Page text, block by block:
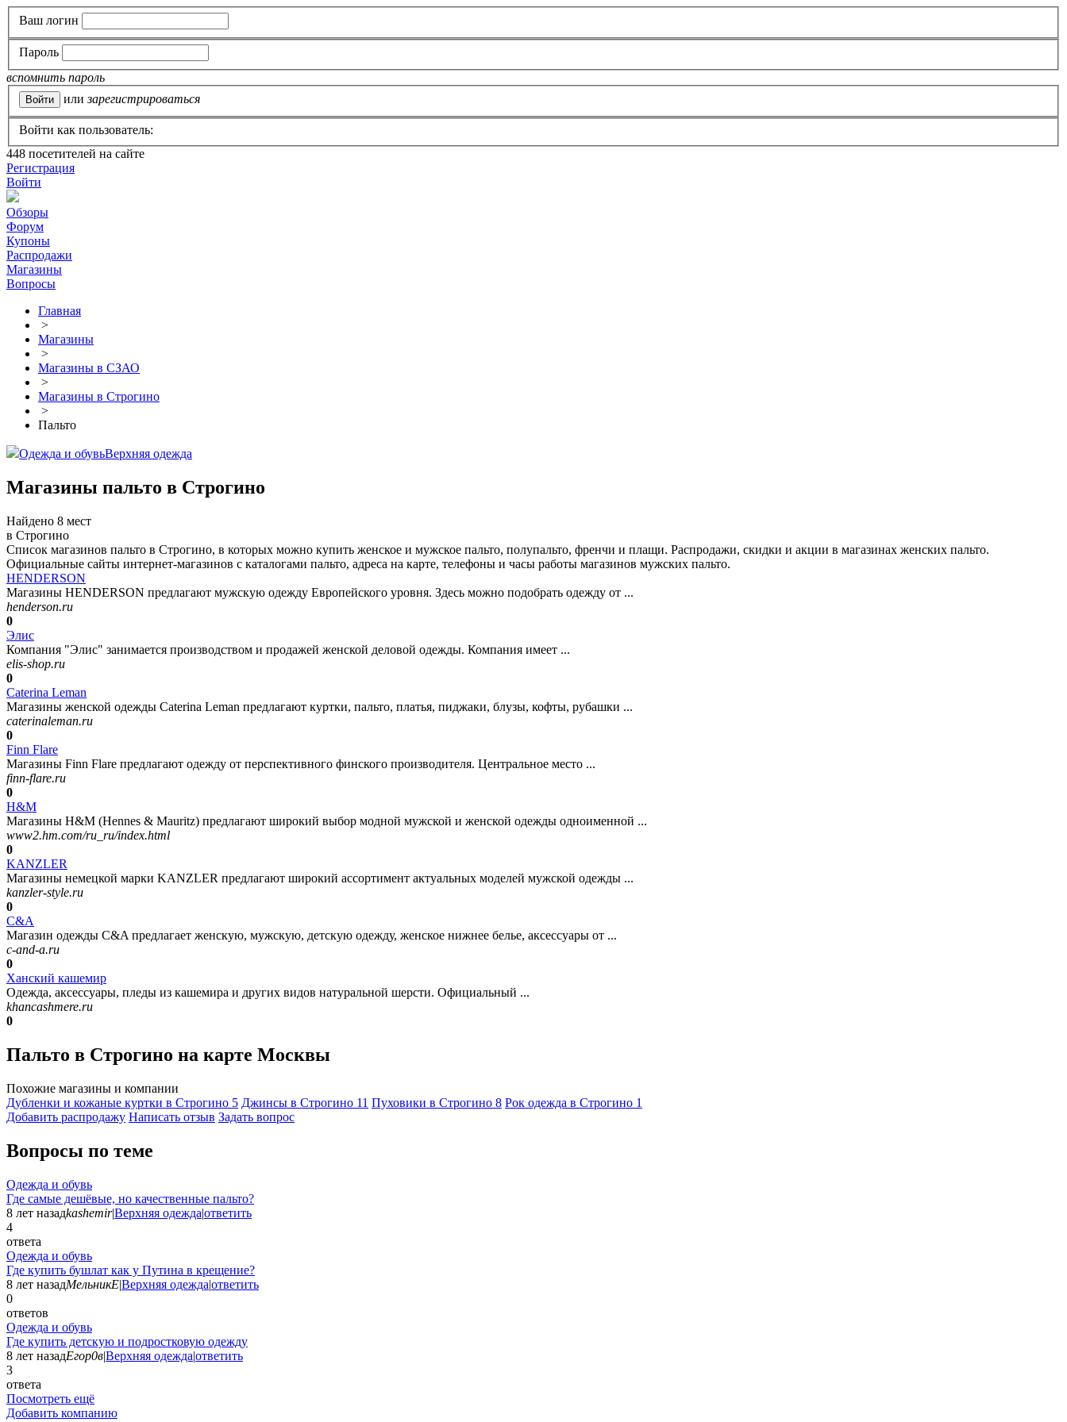
Ваш логин
Пароль
вспомнить пароль
или зарегистрироваться
Войти как пользователь:
448 посетителей на сайте
Регистрация
Войти
Обзоры
Форум
Купоны
Распродажи
Магазины
Вопросы
Главная
>
Магазины
>
Магазины в СЗАО
>
Магазины в Строгино
>
Пальто
Одежда и обувьВерхняя одежда
Магазины пальто в Строгино
Найдено 8 мест
в Строгино
Список магазинов пальто в Строгино, в которых можно купить женское и мужское пальто, полупальто, френчи и плащи. Распродажи, скидки и акции в магазинах женских пальто.
Официальные сайты интернет-магазинов с каталогами пальто, адреса на карте, телефоны и часы работы магазинов мужских пальто.
HENDERSON
Магазины HENDERSON предлагают мужскую одежду Европейского уровня. Здесь можно подобрать одежду от ...
henderson.ru
0
Элис
Компания "Элис" занимается производством и продажей женской деловой одежды. Компания имеет ...
elis-shop.ru
0
Caterina Leman
Магазины женской одежды Caterina Leman предлагают куртки, пальто, платья, пиджаки, блузы, кофты, рубашки ...
caterinaleman.ru
0
Finn Flare
Магазины Finn Flare предлагают одежду от перспективного финского производителя. Центральное место ...
finn-flare.ru
0
H&M
Магазины H&M (Hennes & Mauritz) предлагают широкий выбор модной мужской и женской одежды одноименной ...
www2.hm.com/ru_ru/index.html
0
KANZLER
Магазины немецкой марки KANZLER предлагают широкий ассортимент актуальных моделей мужской одежды ...
kanzler-style.ru
0
C&A
Магазин одежды C&A предлагает женскую, мужскую, детскую одежду, женское нижнее белье, аксессуары от ...
c-and-a.ru
0
Ханский кашемир
Одежда, аксессуары, пледы из кашемира и других видов натуральной шерсти. Официальный ...
khancashmere.ru
0
Пальто в Строгино на карте Москвы
Похожие магазины и компании
Дубленки и кожаные куртки в Строгино 5 Джинсы в Строгино 11 Пуховики в Строгино 8 Рок одежда в Строгино 1
Добавить раcпродажу Написать отзыв Задать вопрос
Вопросы по теме
Одежда и обувь
Где самые дешёвые, но качественные пальто?
8 лет назадkashemir|Верхняя одежда|ответить
4
ответа
Одежда и обувь
Где купить бушлат как у Путина в крещение?
8 лет назадМельникЕ|Верхняя одежда|ответить
0
ответов
Одежда и обувь
Где купить детскую и подростковую одежду
8 лет назадЕгор0в|Верхняя одежда|ответить
3
ответа
Посмотреть ещё
Добавить компанию